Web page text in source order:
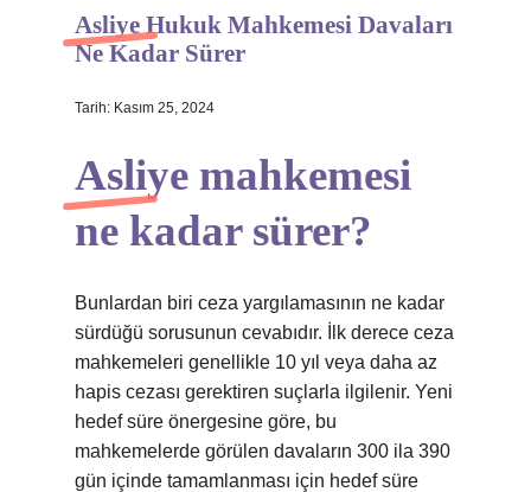
Hakkımızda
Asliye Hukuk Mahkemesi Davaları
Ne Kadar Sürer
Tarih: Kasım 25, 2024
Asliye mahkemesi
ne kadar sürer?
Bunlardan biri ceza yargılamasının ne kadar
sürdüğü sorusunun cevabıdır. İlk derece ceza
mahkemeleri genellikle 10 yıl veya daha az
hapis cezası gerektiren suçlarla ilgilenir. Yeni
hedef süre önergesine göre, bu
mahkemelerde görülen davaların 300 ila 390
gün içinde tamamlanması için hedef süre